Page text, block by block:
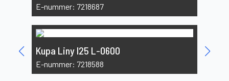
E-nummer: 7218687
Kupa Liny I25 L-0600
E-nummer: 7218588
E-